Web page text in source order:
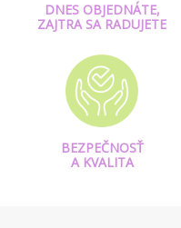
DNES OBJEDNÁTE,
ZAJTRA SA RADUJETE
BEZPEČNOSŤ
A KVALITA